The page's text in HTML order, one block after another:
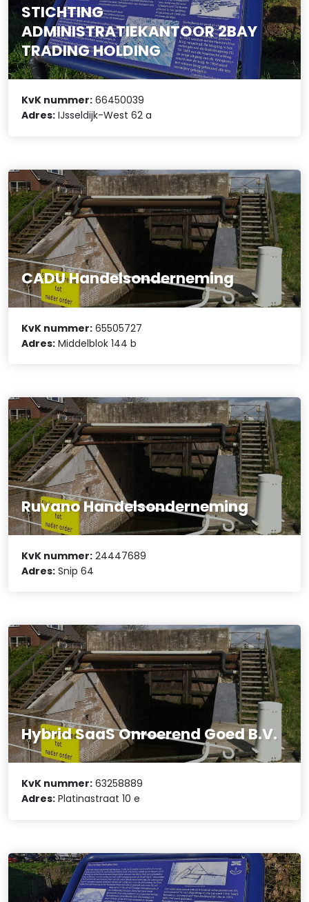
STICHTING
ADMINISTRATIEKANTOOR 2BAY
TRADING HOLDING
KvK nummer: 66450039
Adres: IJsseldijk-West 62 a
CADU Handelsonderneming
KvK nummer: 65505727
Adres: Middelblok 144 b
Ruvano Handelsonderneming
KvK nummer: 24447689
Adres: Snip 64
Hybrid SaaS Onroerend Goed B.V.
KvK nummer: 63258889
Adres: Platinastraat 10 e